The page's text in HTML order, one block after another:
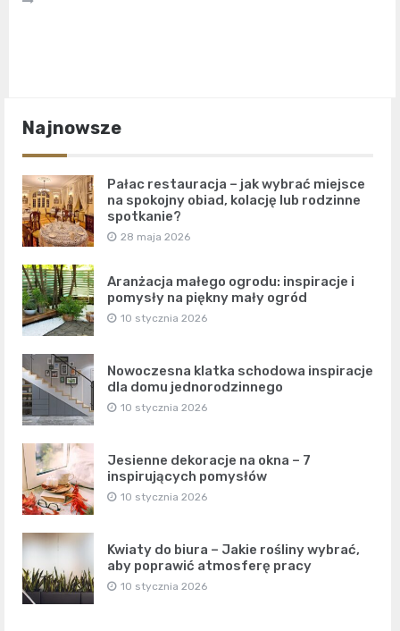
Najnowsze
Pałac restauracja – jak wybrać miejsce
na spokojny obiad, kolację lub rodzinne
spotkanie?
28 maja 2026
Aranżacja małego ogrodu: inspiracje i
pomysły na piękny mały ogród
10 stycznia 2026
Nowoczesna klatka schodowa inspiracje
dla domu jednorodzinnego
10 stycznia 2026
Jesienne dekoracje na okna – 7
inspirujących pomysłów
10 stycznia 2026
Kwiaty do biura – Jakie rośliny wybrać,
aby poprawić atmosferę pracy
10 stycznia 2026